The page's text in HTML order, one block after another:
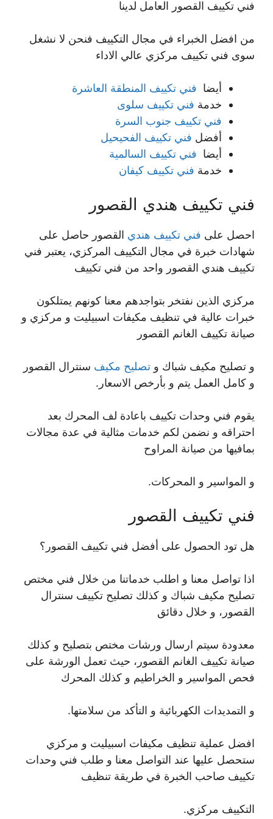
فني تكييف القصور العامل لدينا
من افضل الخبراء في مجال التكييف فنحن لا نشغل
سوى فني تكييف مركزي عالي الاداء
أيضا فني تكييف المنطقة العاشرة
خدمة فني تكييف سلوى
فني تكييف جنوب السرة
أفضل فني تكييف الفحيحيل
أيضا فني تكييف السالمية
خدمة فني تكييف كيفان
فني تكييف هندي القصور
احصل على فني تكييف هندي القصور حاصل على
شهادات خبرة في مجال التكييف المركزي، يعتبر فني
تكييف هندي القصور واحد من فني تكييف
مركزي الذين نفتخر بتواجدهم معنا كونهم يمتلكون
خبرات عالية في تنظيف مكيفات اسبيليت و مركزي و
صيانة تكييف الغانم القصور
و تصليح مكيف شباك و تصليح مكيف سنترال القصور
و كامل العمل يتم و بأرخص الاسعار.
يقوم فني وحدات تكييف باعادة لف المحرك بعد
احتراقه و نضمن لكم خدمات مثالية في عدة مجالات
بمافيها من صيانة المراوح
و المواسير و المحركات.
فني تكييف القصور
هل تود الحصول على أفضل فني تكييف القصور؟
اذا تواصل معنا و اطلب خدماتنا من خلال فني مختص
تصليح مكيف شباك و كذلك تصليح تكييف سنترال
القصور، و خلال دقائق
معدودة سيتم ارسال ورشات مختص بتصليح و كذلك
صيانة تكييف الغانم القصور، حيث تعمل الورشة على
فحص المواسير و الخراطيم و كذلك المحرك
و التمديدات الكهربائية و التأكد من سلامتها.
افضل عملية تنظيف مكيفات اسبيليت و مركزي
ستحصل عليها عند التواصل معنا و طلب فني وحدات
تكييف صاحب الخبرة في طريقة تنظيف
التكييف مركزي.